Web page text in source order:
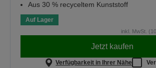
Aus 30 % recyceltem Kunststoff
Auf Lager
inkl. MwSt.
Jetzt kaufen
Verfügbarkeit in Ihrer Nähe